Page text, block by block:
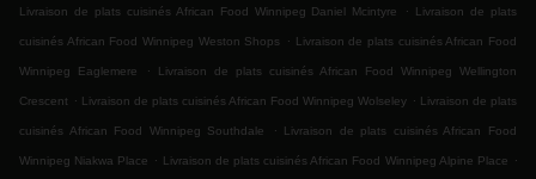
Livraison de plats cuisinés African Food Winnipeg Daniel Mcintyre . Livraison de plats
cuisinés African Food Winnipeg Weston Shops . Livraison de plats cuisinés African Food
Winnipeg Eaglemere . Livraison de plats cuisinés African Food Winnipeg Wellington
Crescent . Livraison de plats cuisinés African Food Winnipeg Wolseley . Livraison de plats
cuisinés African Food Winnipeg Southdale . Livraison de plats cuisinés African Food
Winnipeg Niakwa Place . Livraison de plats cuisinés African Food Winnipeg Alpine Place .